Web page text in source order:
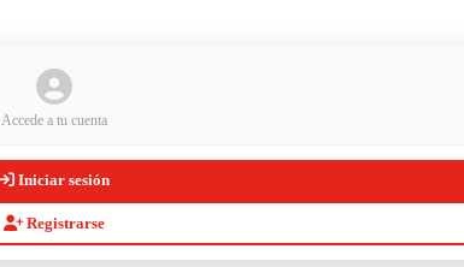
Accede a tu cuenta
Iniciar sesión
Registrarse